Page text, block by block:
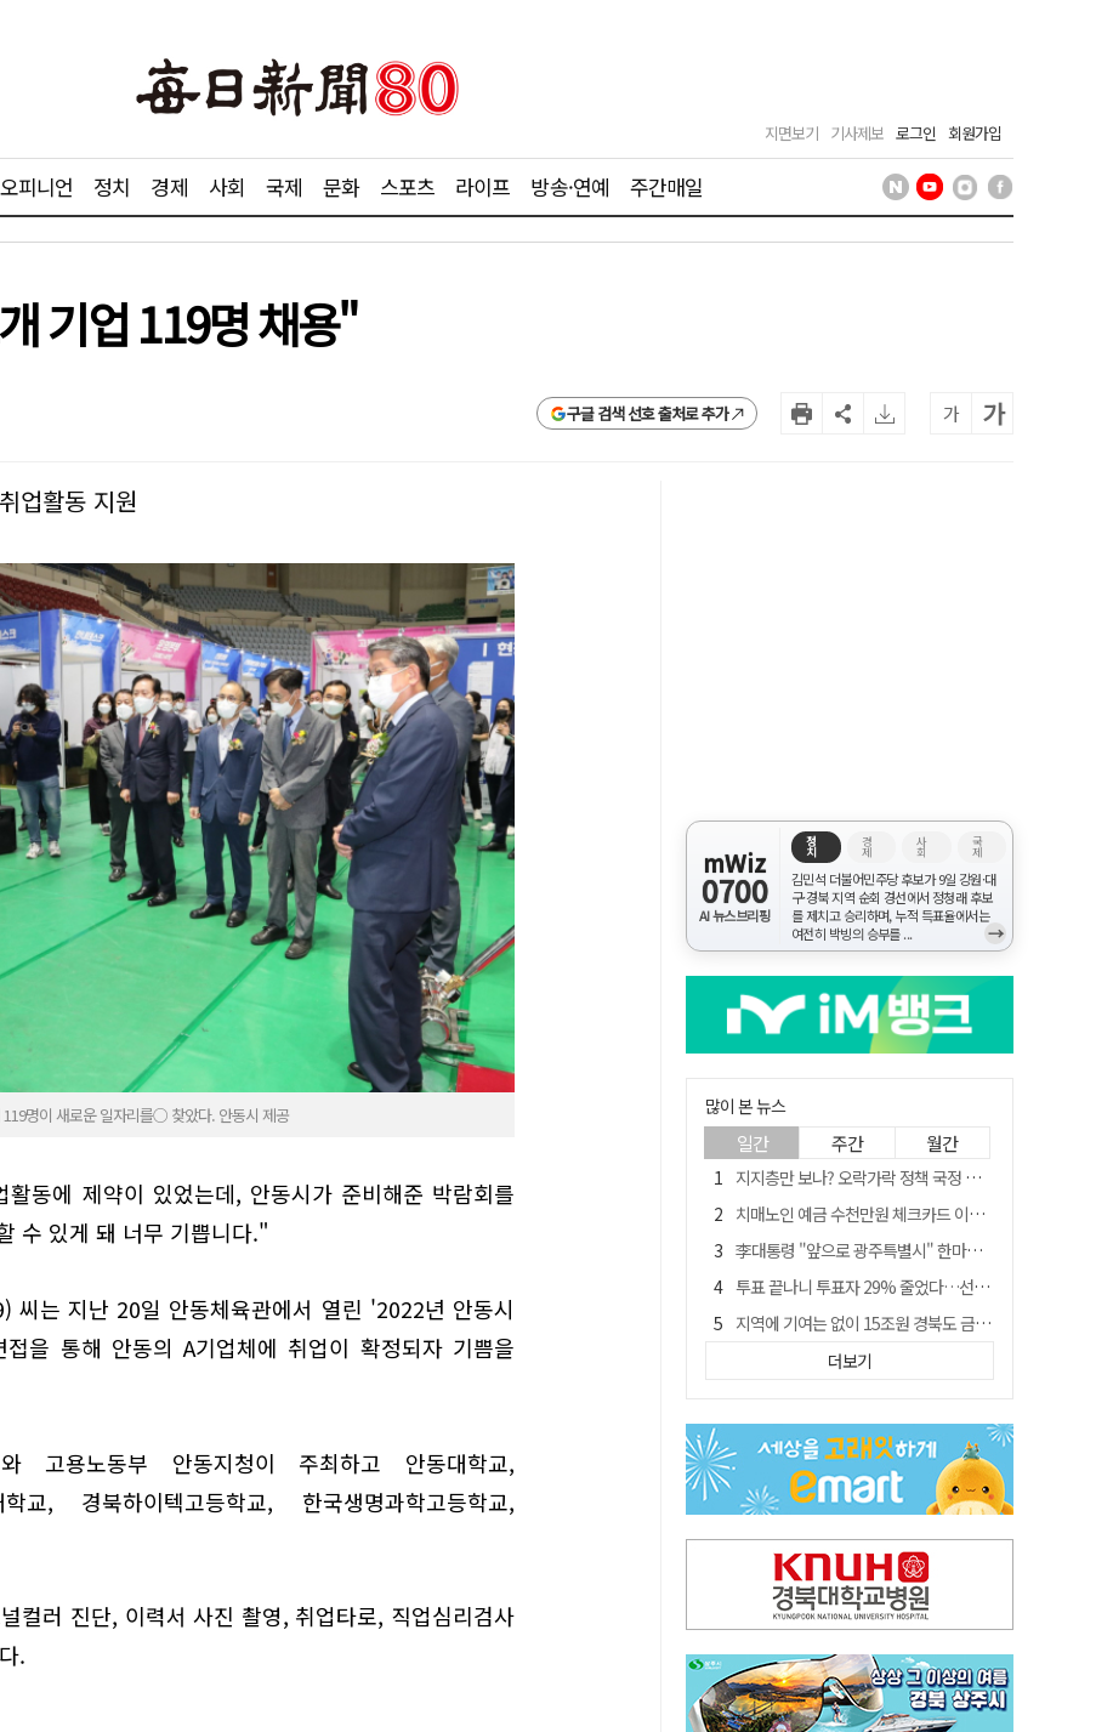
지면보기 기사제보 로그인 회원가입
오피니언 정치 경제 사회 국제 문화 스포츠 라이프 방송·연예 주간매일
기업 119명 채용"
구글 검색 선호 출처로 추가 가 가
업활동 지원
명이 새로운 일자리를○ 찾았다. 안동시 제공
동에 제약이 있었는데, 안동시가 준비해준 박람회를
수 있게 돼 너무 기쁩니다."
씨는 지난 20일 안동체육관에서 열린 '2022년 안동시
을 통해 안동의 A기업체에 취업이 확정되자 기쁨을
고용노동부 안동지청이 주최하고 안동대학교,
교, 경북하이텍고등학교, 한국생명과학고등학교,
컬러 진단, 이력서 사진 촬영, 취업타로, 직업심리검사
.
mWiz
0700
AI 뉴스브리핑
정
치
경
제
사
회
국
제
김민석 더불어민주당 후보가 9일 강원·대
구·경북 지역 순회 경선에서 정청래 후보
를 제치고 승리하며, 누적 득표율에서는
여전히 박빙의 승부를 ...
→
많이 본 뉴스
일간 주간 월간
지지층만 보나? 오락가락 정책 국정 불안…野 "오합지졸"
치매노인 예금 수천만원 체크카드 이용해 빼돌린 70대 간병인, 집행유예
李대통령 "앞으로 광주특별시" 한마디에…'전남 빠진 약칭' 논란 재점화
투표 끝나니 투표자 29% 줄었다…선관위 최종 집계서 수백명 '증발'
지역에 기여는 없이 15조원 경북도 금고 눈독 들이는 대형銀
[여권 국정 운영 난맥상] 그때 그때 다른 규제 완화
나마디 조엘진, 남자 육상 100ｍ 비공인 한국신기록 타이 작성
李대통령 지지율 43.3% '취임 후 최저'…4주 연속 내리막
삼프로TV 46만건 정보 털렸다…계좌·카드정보까지 유출
더보기